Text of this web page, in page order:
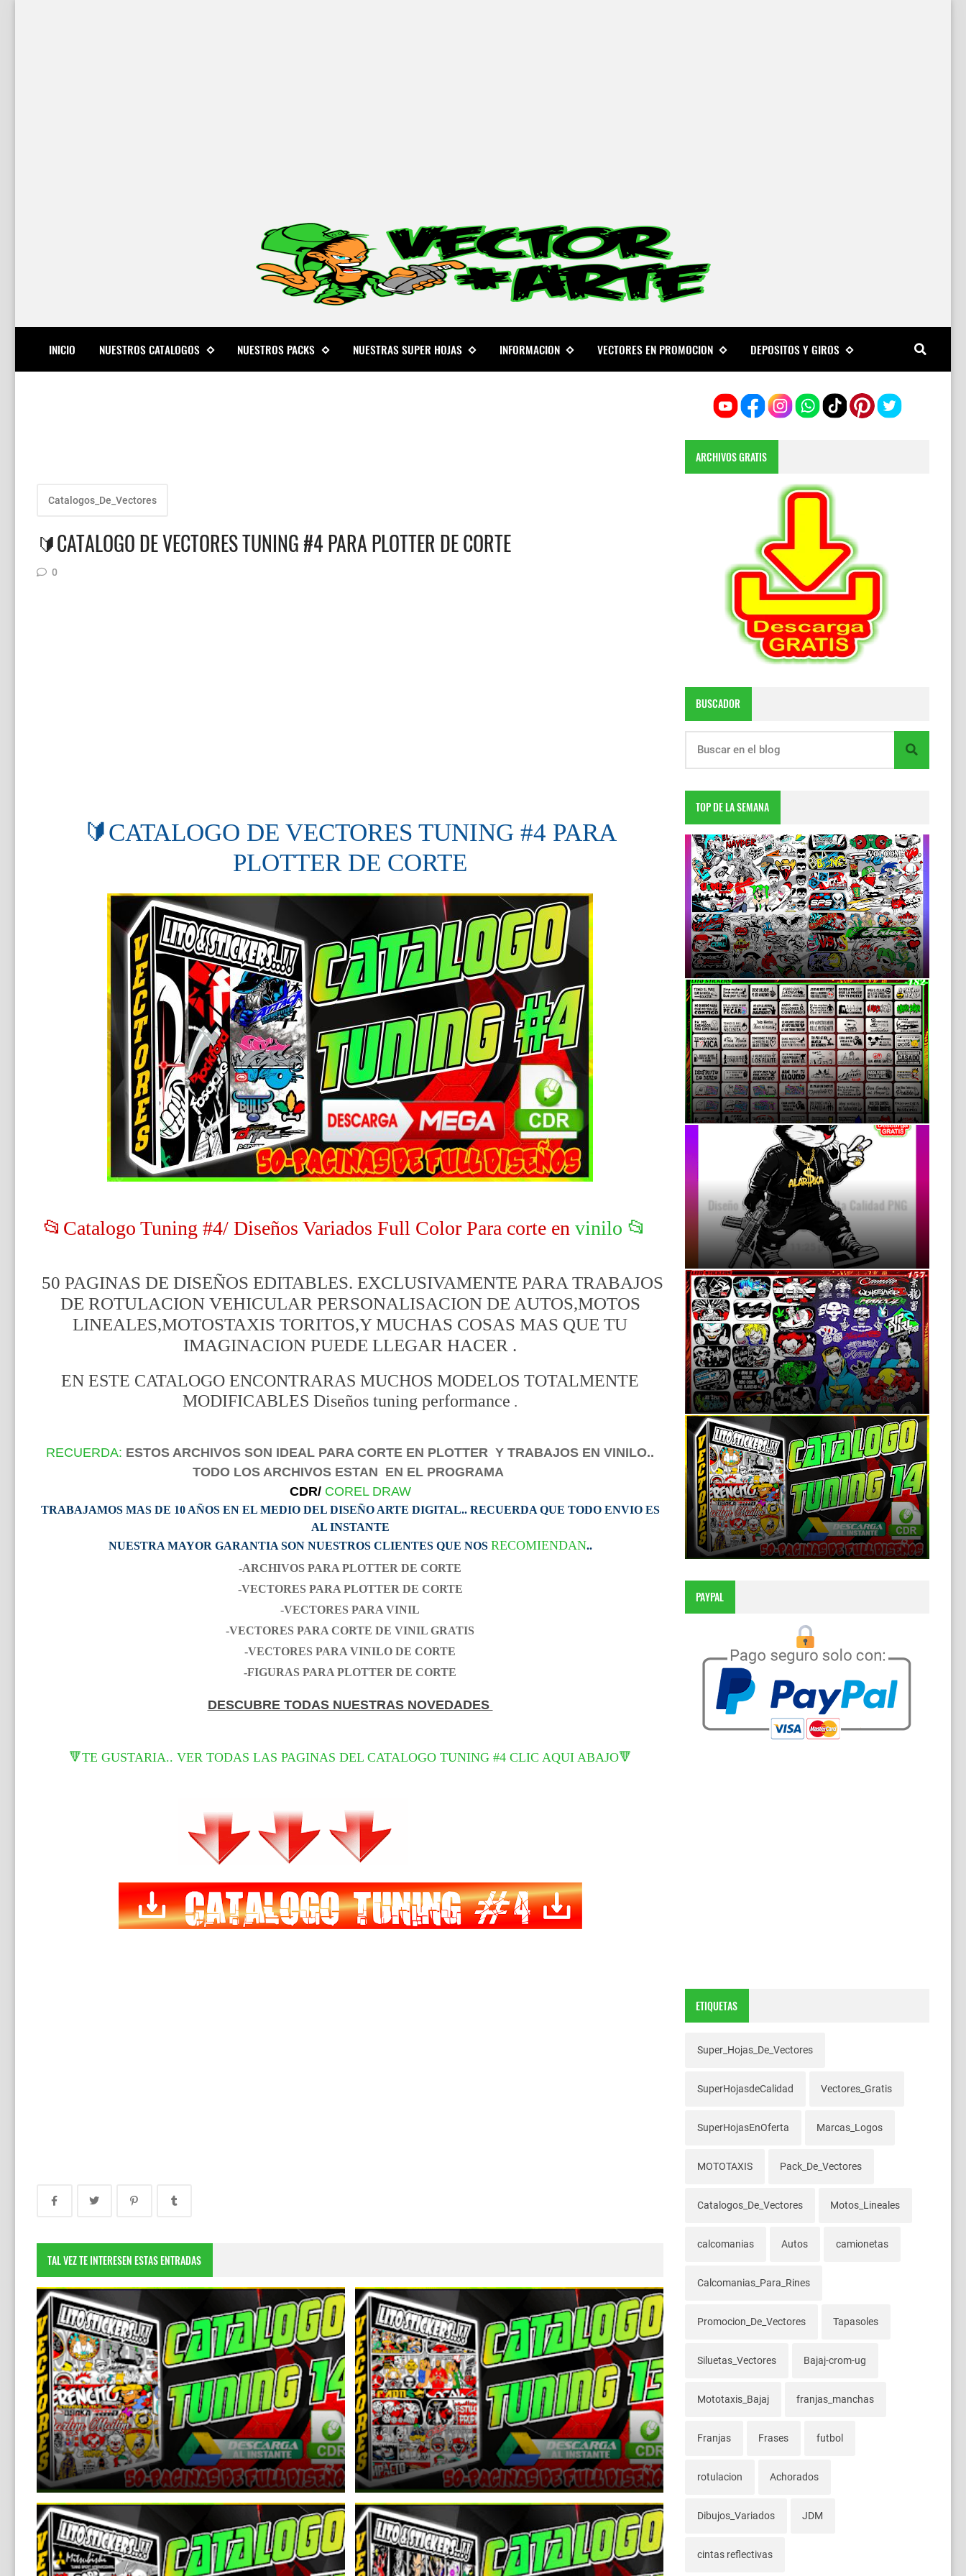
INICIO NUESTROS CATALOGOS NUESTROS PACKS NUESTRAS SUPER HOJAS INFORMACION VECTORES EN PROMOCION DEPOSITOS Y GIROS
Catalogos_De_Vectores
🔰CATALOGO DE VECTORES TUNING #4 PARA PLOTTER DE CORTE
0
🔰CATALOGO DE VECTORES TUNING #4 PARA
PLOTTER DE CORTE
📂Catalogo Tuning #4/ Diseños Variados Full Color Para corte en vinilo 📂
50 PAGINAS DE DISEÑOS EDITABLES. EXCLUSIVAMENTE PARA TRABAJOS
DE ROTULACION VEHICULAR PERSONALISACION DE AUTOS,MOTOS
LINEALES,MOTOSTAXIS TORITOS,Y MUCHAS COSAS MAS QUE TU
IMAGINACION PUEDE LLEGAR HACER .
EN ESTE CATALOGO ENCONTRARAS MUCHOS MODELOS TOTALMENTE
MODIFICABLES Diseños tuning performance .
RECUERDA: ESTOS ARCHIVOS SON IDEAL PARA CORTE EN PLOTTER Y TRABAJOS EN VINILO..
TODO LOS ARCHIVOS ESTAN EN EL PROGRAMA
CDR/ COREL DRAW
TRABAJAMOS MAS DE 10 AÑOS EN EL MEDIO DEL DISEÑO ARTE DIGITAL.. RECUERDA QUE TODO ENVIO ES
AL INSTANTE
NUESTRA MAYOR GARANTIA SON NUESTROS CLIENTES QUE NOS RECOMIENDAN..
-ARCHIVOS PARA PLOTTER DE CORTE
-VECTORES PARA PLOTTER DE CORTE
-VECTORES PARA VINIL
-VECTORES PARA CORTE DE VINIL GRATIS
-VECTORES PARA VINILO DE CORTE
-FIGURAS PARA PLOTTER DE CORTE
DESCUBRE TODAS NUESTRAS NOVEDADES
🔻TE GUSTARIA.. VER TODAS LAS PAGINAS DEL CATALOGO TUNING #4 CLIC AQUI ABAJO🔻
TAL VEZ TE INTERESEN ESTAS ENTRADAS
📂Catalogo de Diseños Tuning #14 Miles de Vectores
editables
January 9, 2026
📂Catalogo de Diseños Tuning #13 Miles de Vectores
editables
January 9, 2026
ARCHIVOS GRATIS
BUSCADOR
TOP DE LA SEMANA
DESCARGA TOTALMENTE GRATIS
6:55 p.m.
Mas de 70 Modelo de Frases/Calcas para tu
Moto o auto
11:38 p.m.
Diseño Conejo Urbano en Alta Calidad PNG
Descarga Gratis
11:25 p.m.
Calcomanías Tuning para Mototaxis: Dale
Vida a tu Vehículo
11:40 p.m.
📂Catalogo de Diseños Tuning #14 Miles de
Vectores editables
9:31 p.m.
PAYPAL
ETIQUETAS
Super_Hojas_De_Vectores
SuperHojasdeCalidad Vectores_Gratis
SuperHojasEnOferta Marcas_Logos
MOTOTAXIS Pack_De_Vectores
Catalogos_De_Vectores Motos_Lineales
calcomanias Autos camionetas
Calcomanias_Para_Rines
Promocion_De_Vectores Tapasoles
Siluetas_Vectores Bajaj-crom-ug
Mototaxis_Bajaj franjas_manchas
Franjas Frases futbol
rotulacion Achorados
Dibujos_Variados JDM
cintas reflectivas